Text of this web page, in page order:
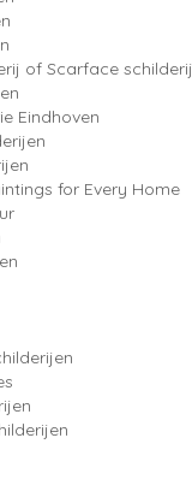
of Scarface schilderij
Eindhoven
for Every Home